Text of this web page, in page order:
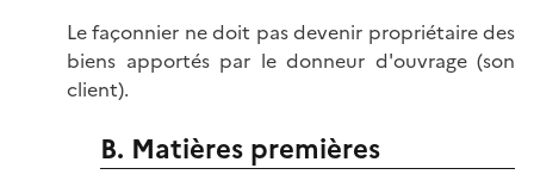
Le façonnier ne doit pas devenir propriétaire des
biens apportés par le donneur d'ouvrage (son
client).
B. Matières premières